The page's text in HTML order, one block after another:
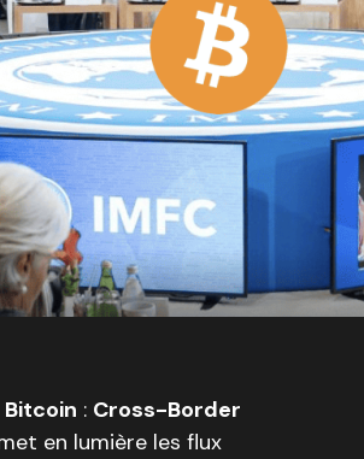
: Cross-Border
en lumière les flux